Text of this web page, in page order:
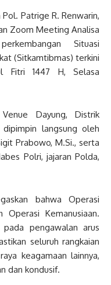
Patrige R. Renwarin,
Zoom Meeting Analisa
Situasi
(Sitkamtibmas) terkini
Fitri 1447 H, Selasa
Dayung, Distrik
langsung oleh
Prabowo, M.Si., serta
Polri, jajaran Polda,
bahwa Operasi
Kemanusiaan.
pengawalan arus
seluruh rangkaian
keagamaan lainnya,
dan kondusif.